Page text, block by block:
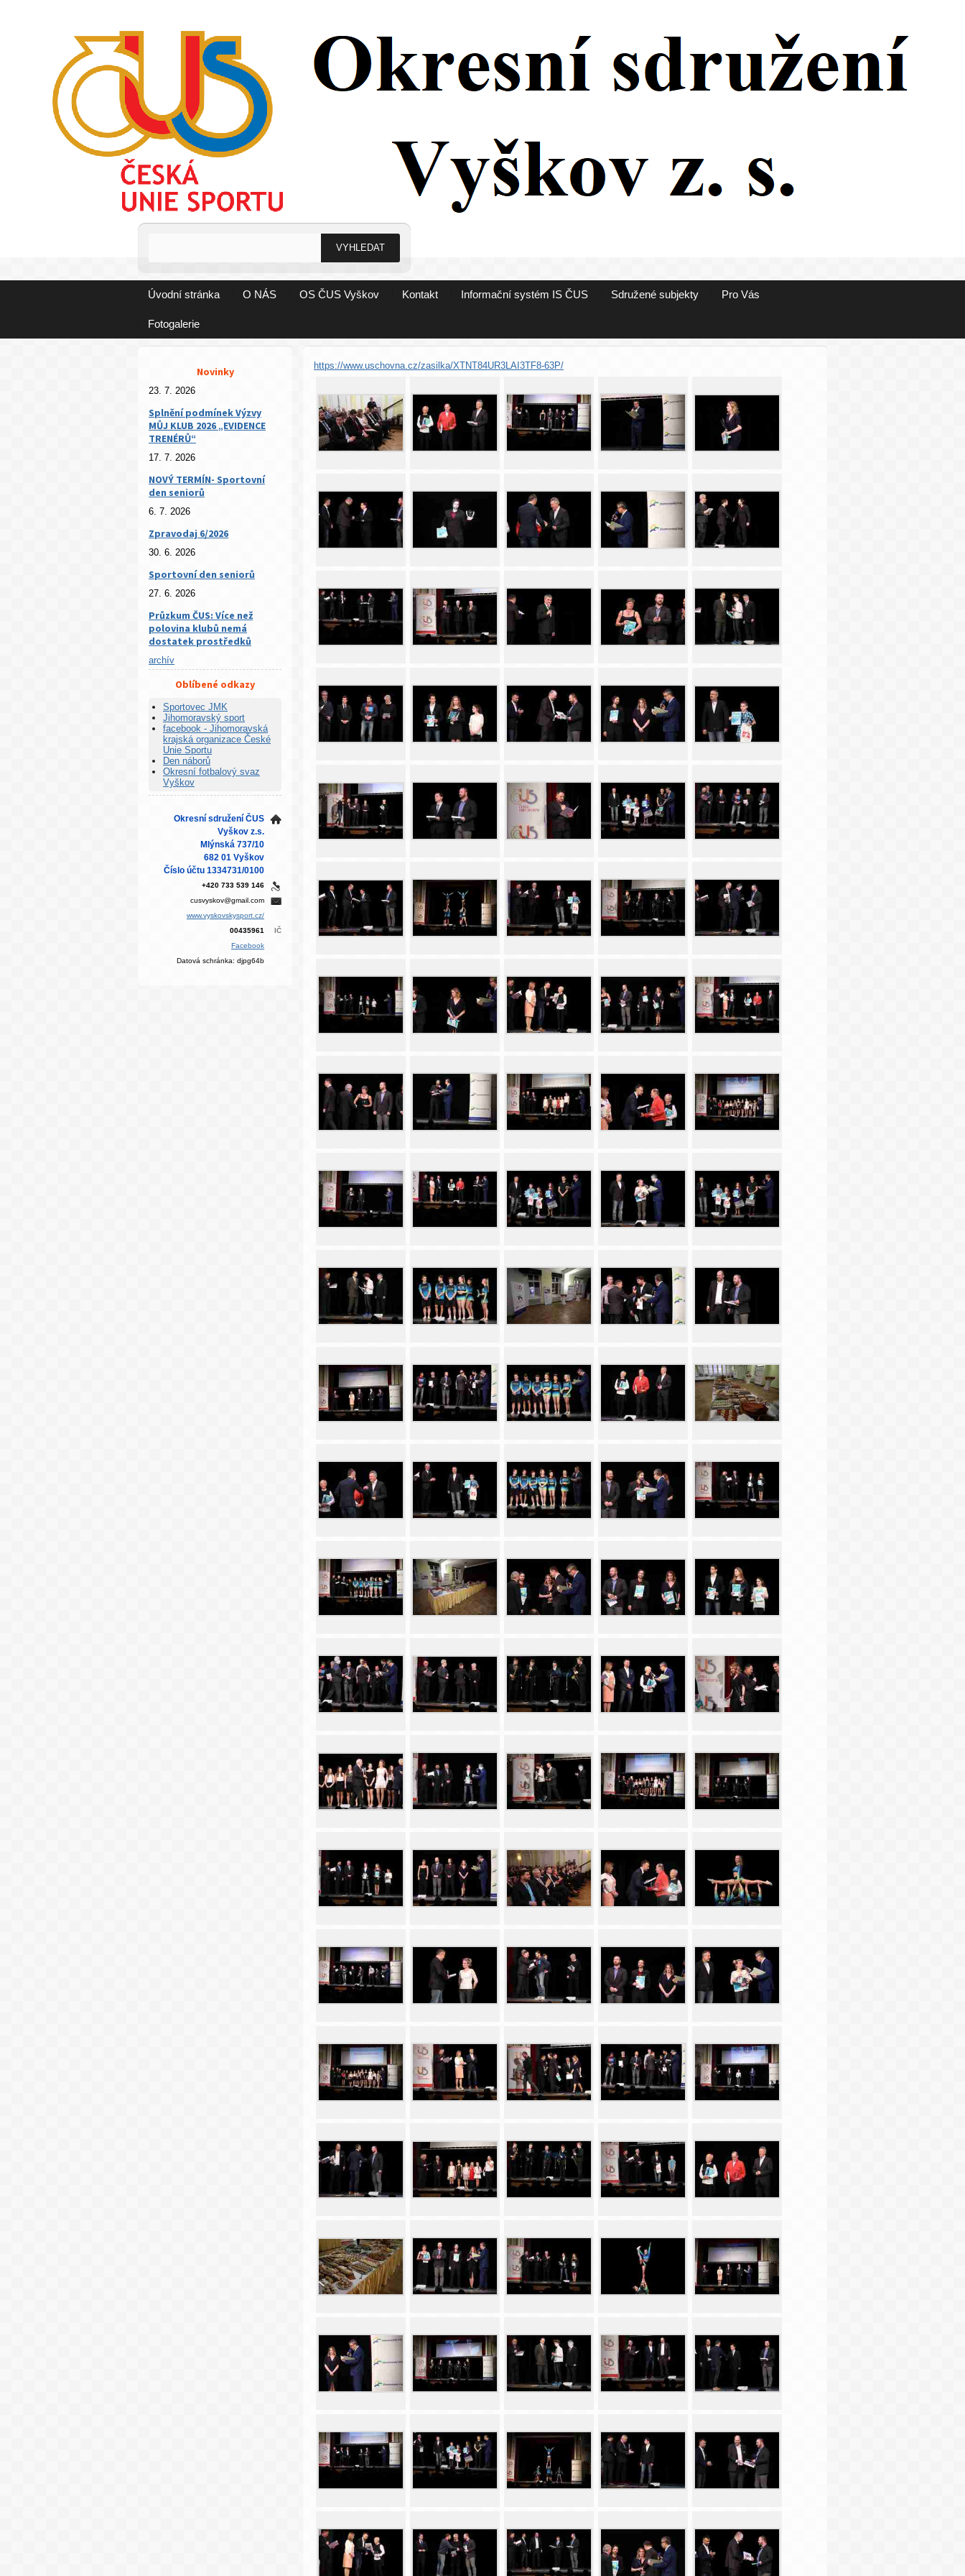
Úvodní stránka O NÁS OS ČUS Vyškov Kontakt Informační systém IS ČUS Sdružené subjekty Pro Vás
Fotogalerie
https://www.uschovna.cz/zasilka/XTNT84UR3LAI3TF8-63P/
Novinky
23. 7. 2026
Splnění podmínek Výzvy
MŮJ KLUB 2026 „EVIDENCE
TRENÉRŮ“
17. 7. 2026
NOVÝ TERMÍN- Sportovní
den seniorů
6. 7. 2026
Zpravodaj 6/2026
30. 6. 2026
Sportovní den seniorů
27. 6. 2026
Průzkum ČUS: Více než
polovina klubů nemá
dostatek prostředků
archív
Oblíbené odkazy
Sportovec JMK
Jihomoravský sport
facebook - Jihomoravská
krajská organizace České
Unie Sportu
Den náborů
Okresní fotbalový svaz
Vyškov
Okresní sdružení ČUS
Vyškov z.s.
Mlýnská 737/10
682 01 Vyškov
Číslo účtu 1334731/0100
+420 733 539 146
cusvyskov@gmail.com
www.vyskovskysport.cz/
IČ
00435961
Facebook
Datová schránka: djpg64b